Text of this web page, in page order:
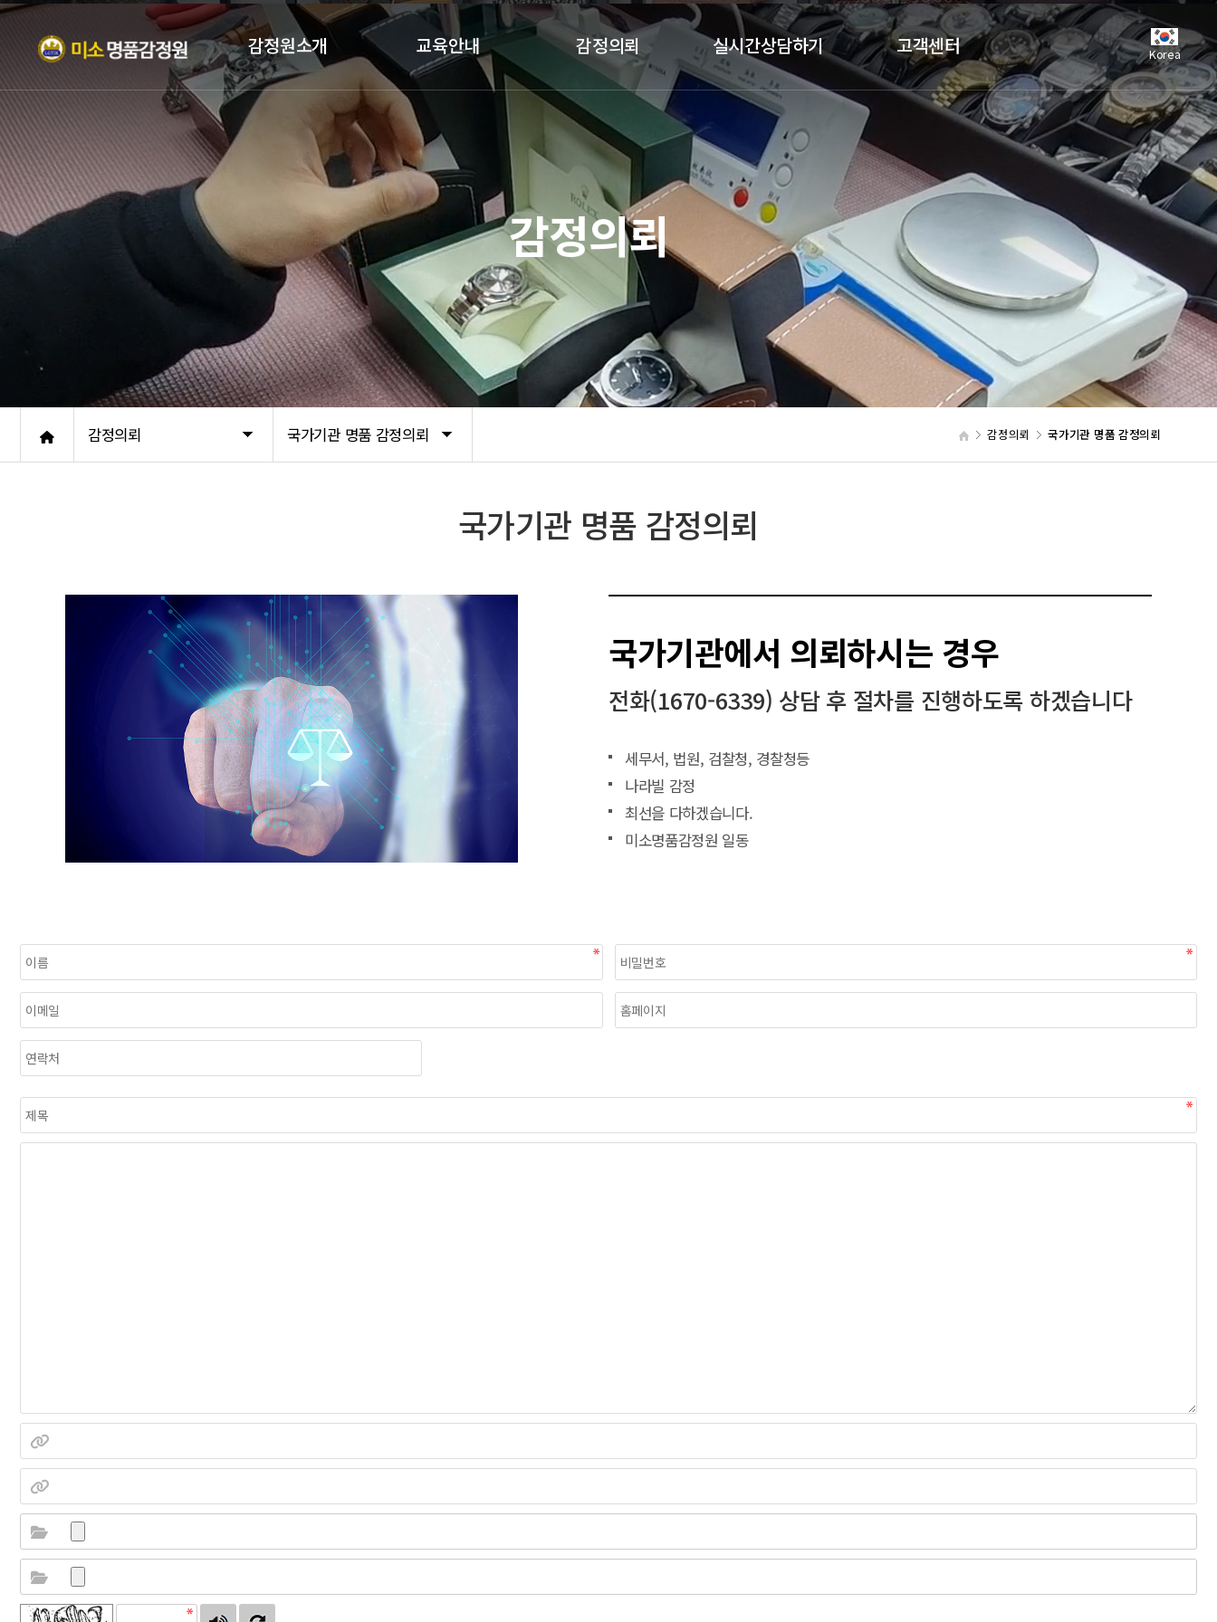
감정원소개
조직현황
PROFILE
오시는 길
교육안내
클래스안내
교육과목
교육갤러리
예약금결제
감정의뢰
감정절차
감정의뢰
기업체 감정의뢰
국가기관 감정의뢰
정품인증카드
가품소견서
졸업생공간(정보공유)
실시간상담하기
실시간상담하기
고객센터
공지사항
자주하는질문
유튜브
Korea
감정의뢰 국가기관 명품 감정의뢰 감정의뢰 국가기관 명품 감정의뢰
감정의뢰
국가기관 명품 감정의뢰
국가기관에서 의뢰하시는 경우
전화(1670-6339) 상담 후 절차를 진행하도록 하겠습니다
세무서, 법원, 검찰청, 경찰청등
나라빌 감정
최선을 다하겠습니다.
미소명품감정원 일동